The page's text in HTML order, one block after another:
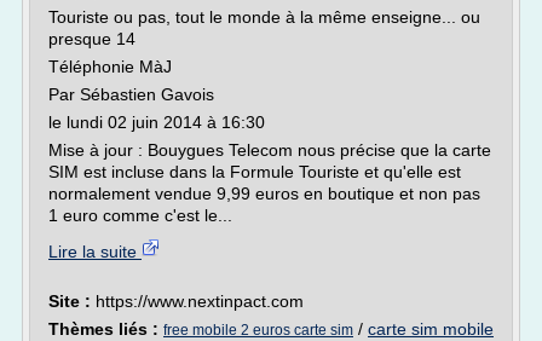
Touriste ou pas, tout le monde à la même enseigne... ou
presque 14
Téléphonie MàJ
Par Sébastien Gavois
le lundi 02 juin 2014 à 16:30
Mise à jour : Bouygues Telecom nous précise que la carte
SIM est incluse dans la Formule Touriste et qu'elle est
normalement vendue 9,99 euros en boutique et non pas
1 euro comme c'est le...
Lire la suite
Site : https://www.nextinpact.com
Thèmes liés : free mobile 2 euros carte sim / carte sim mobile